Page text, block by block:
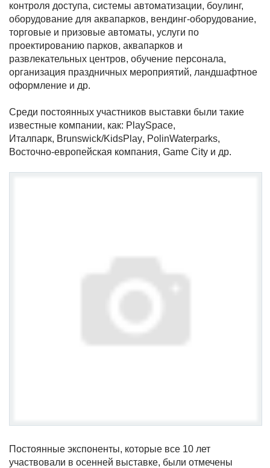
контроля доступа, системы автоматизации, боулинг,
оборудование для аквапарков, вендинг-оборудование,
торговые и призовые автоматы, услуги по
проектированию парков, аквапарков и
развлекательных центров, обучение персонала,
организация праздничных мероприятий, ландшафтное
оформление и др.
Среди постоянных участников выставки были такие
известные компании, как: PlaySpace,
Италпарк, Brunswick/KidsPlay, PolinWaterparks,
Восточно-европейская компания, Game City и др.
Постоянные экспоненты, которые все 10 лет
участвовали в осенней выставке, были отмечены